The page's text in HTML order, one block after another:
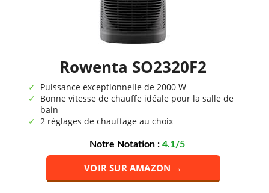
Rowenta SO2320F2
Puissance exceptionnelle de 2000 W
Bonne vitesse de chauffe idéale pour la salle de
bain
2 réglages de chauffage au choix
Notre Notation :4.1/5
VOIR SUR AMAZON →